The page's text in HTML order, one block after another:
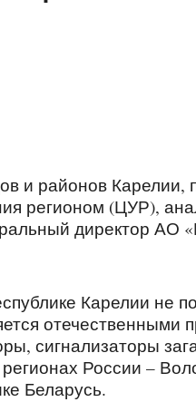
и районов
регионом (ЦУР),
директор АО
Карелии не
отечественными
сигнализаторы
России –
Беларусь.